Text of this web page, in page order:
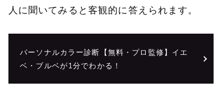
人に聞いてみると客観的に答えられます。
パーソナルカラー診断【無料・プロ監修】イエ
ベ・ブルベが1分でわかる！